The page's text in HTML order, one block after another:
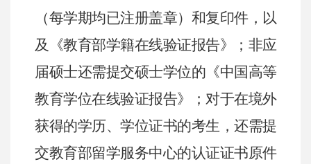
（每学期均已注册盖章）和复印件，以
及《教育部学籍在线验证报告》；非应
届硕士还需提交硕士学位的《中国高等
教育学位在线验证报告》；对于在境外
获得的学历、学位证书的考生，还需提
交教育部留学服务中心的认证证书原件